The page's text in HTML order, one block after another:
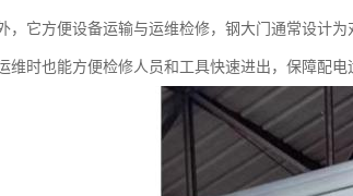
，它方便设备运输与运维检修，钢大门通常设计
维时也能方便检修人员和工具快速进出，保障配